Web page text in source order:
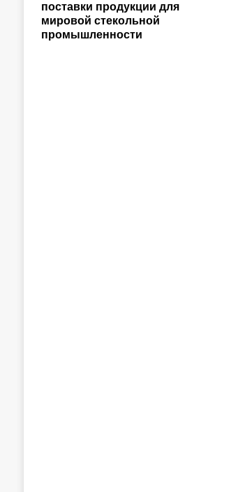
поставки продукции для
мировой стекольной
промышленности